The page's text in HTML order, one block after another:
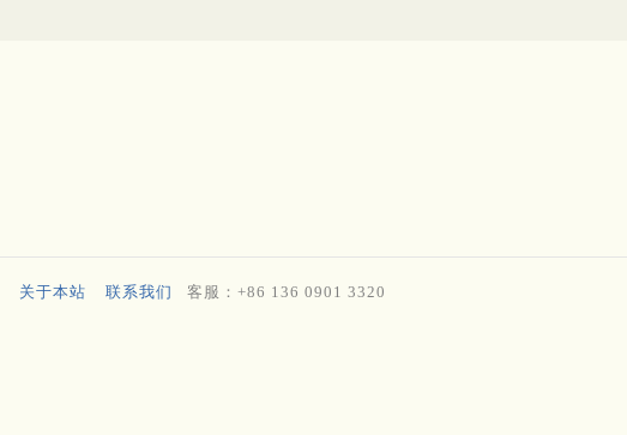
关于本站 联系我们 客服：+86 136 0901 3320